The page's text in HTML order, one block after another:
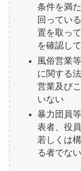
条件を満
回ってい
置を取っ
を確認し
風俗営業
に関する
営業及び
いない
暴力団員
表者、役
若しくは
る者でない